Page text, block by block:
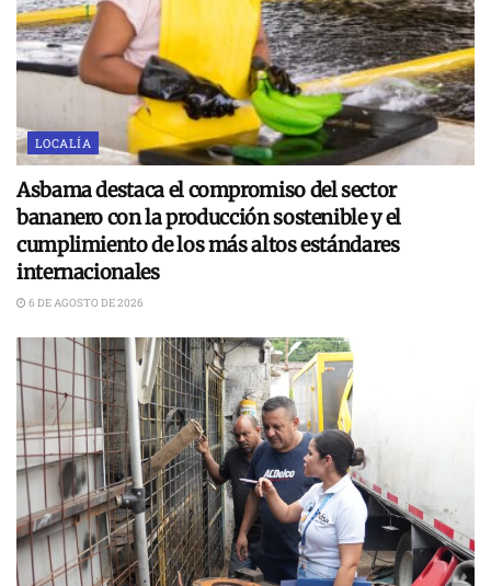
LOCALÍA
Asbama destaca el compromiso del sector
bananero con la producción sostenible y el
cumplimiento de los más altos estándares
internacionales
6 DE AGOSTO DE 2026